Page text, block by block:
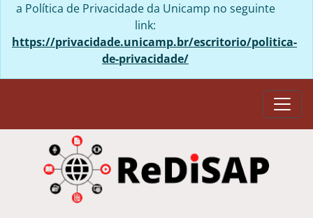
a Política de Privacidade da Unicamp no seguinte
link:
https://privacidade.unicamp.br/escritorio/politica-
de-privacidade/